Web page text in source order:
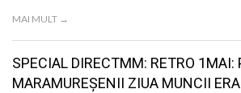
LIFE
MAI MULT →
SPECIAL DIRECTMM: RETRO 1MAI:
MARAMUREȘENII ZIUA MUNCII